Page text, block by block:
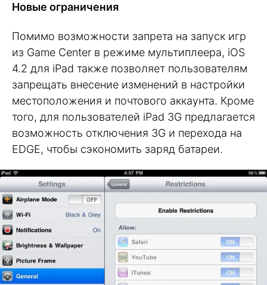
Новые ограничения
Помимо возможности запрета на запуск игр
из Game Center в режиме мультиплеера, iOS
4.2 для iPad также позволяет пользователям
запрещать внесение изменений в настройки
местоположения и почтового аккаунта. Кроме
того, для пользователей iPad 3G предлагается
возможность отключения 3G и перехода на
EDGE, чтобы сэкономить заряд батареи.